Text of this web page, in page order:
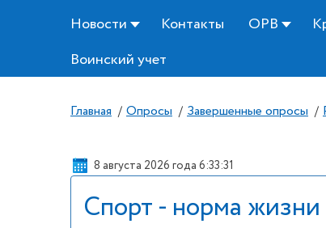
Новости
Контакты ОРВ
Воинский учет
Главная / Опросы / Завершенные опросы /
8 августа 2026 года 6:33:31
Спорт - норма жизни